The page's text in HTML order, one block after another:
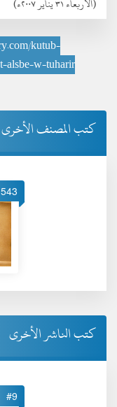
(الأربعاء ٣١ يناير ٢٠٠٧ء)
kutub-
alsbe-w-tuharir
كتب المصنف الأخرى
كتب الناشر الأخرى
#9